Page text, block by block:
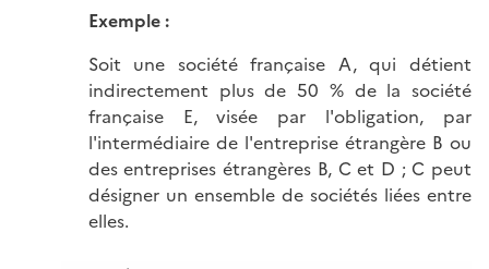
Exemple :
Soit une société française A, qui détient
indirectement plus de 50 % de la société
française E, visée par l'obligation, par
l'intermédiaire de l'entreprise étrangère B ou
des entreprises étrangères B, C et D ; C peut
désigner un ensemble de sociétés liées entre
elles.